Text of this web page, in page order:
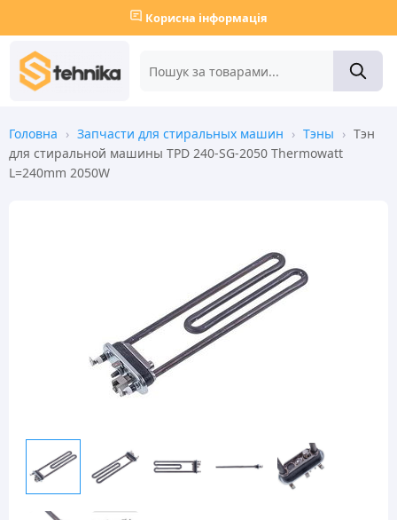
Корисна інформація
Головна › Запчасти для стиральных машин › Тэны › Тэн
для стиральной машины TPD 240-SG-2050 Thermowatt
L=240mm 2050W